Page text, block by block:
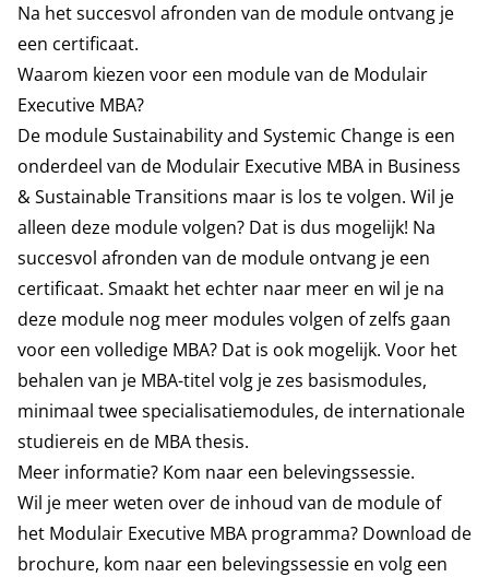
Na het succesvol afronden van de module ontvang je
een certificaat.
Waarom kiezen voor een module van de Modulair
Executive MBA?
De module Sustainability and Systemic Change is een
onderdeel van de Modulair Executive MBA in Business
& Sustainable Transitions maar is los te volgen. Wil je
alleen deze module volgen? Dat is dus mogelijk! Na
succesvol afronden van de module ontvang je een
certificaat. Smaakt het echter naar meer en wil je na
deze module nog meer modules volgen of zelfs gaan
voor een volledige MBA? Dat is ook mogelijk. Voor het
behalen van je MBA-titel volg je zes basismodules,
minimaal twee specialisatiemodules, de internationale
studiereis en de MBA thesis.
Meer informatie? Kom naar een belevingssessie.
Wil je meer weten over de inhoud van de module of
het Modulair Executive MBA programma? Download de
brochure, kom naar een belevingssessie en volg een